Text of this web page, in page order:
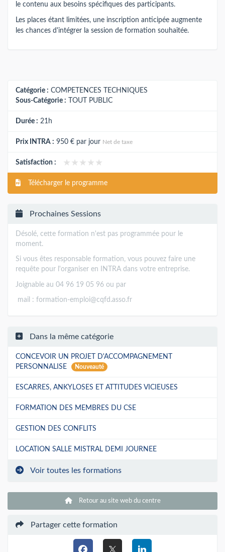
le contenu aux besoins spécifiques des participants.
Les places étant limitées, une inscription anticipée augmente
les chances d'intégrer la session de formation souhaitée.
Catégorie : COMPETENCES TECHNIQUES
Sous-Catégorie :
TOUT PUBLIC
Durée : 21h
Prix INTRA : 950 € par jour Net de taxe
Satisfaction : ★★★★★
★★★★★
Télécharger le programme
Prochaines Sessions
Désolé, cette formation n'est pas programmée pour le
moment.
Si vous êtes responsable formation, vous pouvez faire une
requête pour l'organiser en INTRA dans votre entreprise.
Joignable au 04 96 19 05 96 ou par
mail : formation-emploi@cqfd.asso.fr
Dans la même catégorie
CONCEVOIR UN PROJET D'ACCOMPAGNEMENT
PERSONNALISE
Nouveauté
ESCARRES, ANKYLOSES ET ATTITUDES VICIEUSES
FORMATION DES MEMBRES DU CSE
GESTION DES CONFLITS
LOCATION SALLE MISTRAL DEMI JOURNEE
Voir toutes les formations
Retour au site web du centre
Partager cette formation